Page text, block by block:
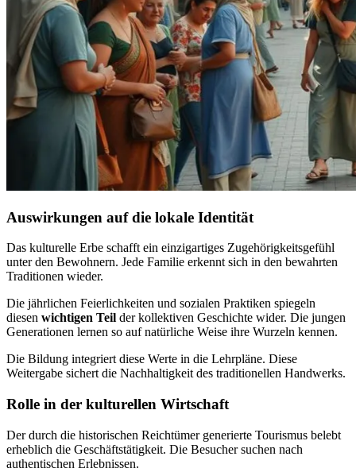
Auswirkungen auf die lokale Identität
Das kulturelle Erbe schafft ein einzigartiges Zugehörigkeitsgefühl
unter den Bewohnern. Jede Familie erkennt sich in den bewahrten
Traditionen wieder.
Die jährlichen Feierlichkeiten und sozialen Praktiken spiegeln
diesen wichtigen Teil der kollektiven Geschichte wider. Die jungen
Generationen lernen so auf natürliche Weise ihre Wurzeln kennen.
Die Bildung integriert diese Werte in die Lehrpläne. Diese
Weitergabe sichert die Nachhaltigkeit des traditionellen Handwerks.
Rolle in der kulturellen Wirtschaft
Der durch die historischen Reichtümer generierte Tourismus belebt
erheblich die Geschäftstätigkeit. Die Besucher suchen nach
authentischen Erlebnissen.